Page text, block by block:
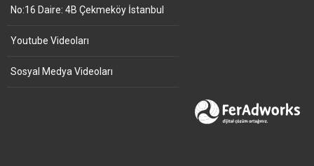
No:16 Daire: 4B Çekmeköy İstanbul
Youtube Videoları
Sosyal Medya Videoları